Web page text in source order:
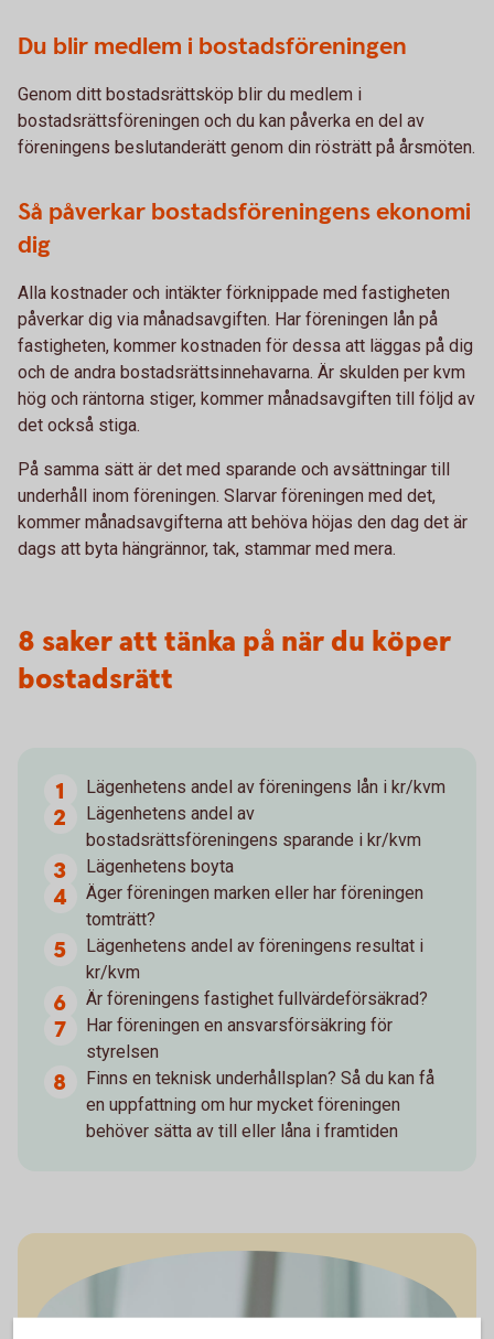
Du blir medlem i bostadsföreningen
Genom ditt bostadsrättsköp blir du medlem i
bostadsrättsföreningen och du kan påverka en del av
föreningens beslutanderätt genom din rösträtt på årsmöten.
Så påverkar bostadsföreningens ekonomi
dig
Alla kostnader och intäkter förknippade med fastigheten
påverkar dig via månadsavgiften. Har föreningen lån på
fastigheten, kommer kostnaden för dessa att läggas på dig
och de andra bostadsrättsinnehavarna. Är skulden per kvm
hög och räntorna stiger, kommer månadsavgiften till följd av
det också stiga.
På samma sätt är det med sparande och avsättningar till
underhåll inom föreningen. Slarvar föreningen med det,
kommer månadsavgifterna att behöva höjas den dag det är
dags att byta hängrännor, tak, stammar med mera.
8 saker att tänka på när du köper
bostadsrätt
Lägenhetens andel av föreningens lån i kr/kvm
Lägenhetens andel av
bostadsrättsföreningens sparande i kr/kvm
Lägenhetens boyta
Äger föreningen marken eller har föreningen
tomträtt?
Lägenhetens andel av föreningens resultat i
kr/kvm
Är föreningens fastighet fullvärdeförsäkrad?
Har föreningen en ansvarsförsäkring för
styrelsen
Finns en teknisk underhållsplan? Så du kan få
en uppfattning om hur mycket föreningen
behöver sätta av till eller låna i framtiden